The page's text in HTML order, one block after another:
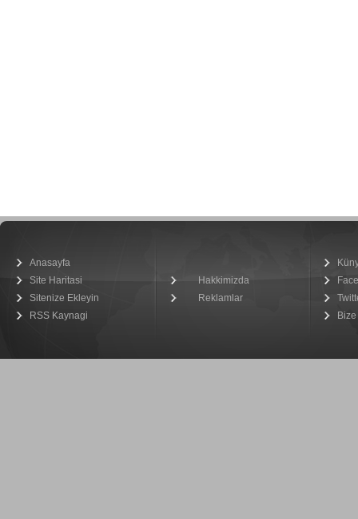
Anasayfa
Site Haritasi
Sitenize Ekleyin
RSS Kaynagi
Hakkimizda
Reklamlar